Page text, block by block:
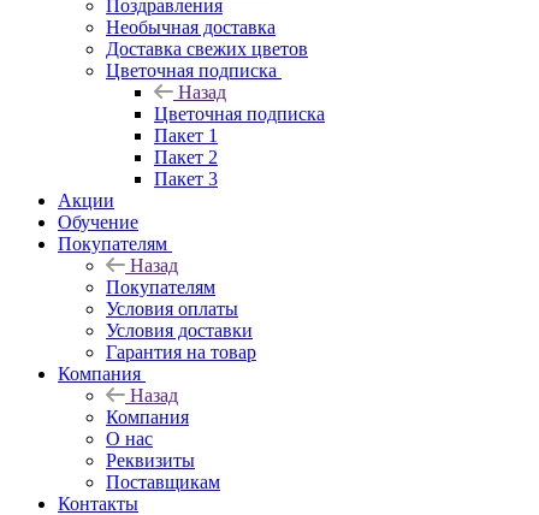
Поздравления
Необычная доставка
Доставка свежих цветов
Цветочная подписка
Назад
Цветочная подписка
Пакет 1
Пакет 2
Пакет 3
Акции
Обучение
Покупателям
Назад
Покупателям
Условия оплаты
Условия доставки
Гарантия на товар
Компания
Назад
Компания
О нас
Реквизиты
Поставщикам
Контакты